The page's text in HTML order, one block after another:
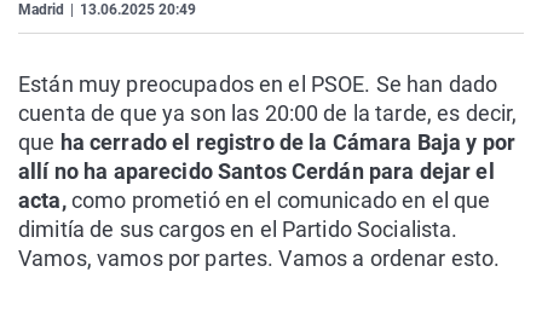
Madrid 13.06.2025 20:49
Están muy preocupados en el PSOE. Se han dado
cuenta de que ya son las 20:00 de la tarde, es decir,
que ha cerrado el registro de la Cámara Baja y por
allí no ha aparecido Santos Cerdán para dejar el
acta,como prometió en el comunicado en el que
dimitía de sus cargos en el Partido Socialista.
Vamos, vamos por partes. Vamos a ordenar esto.